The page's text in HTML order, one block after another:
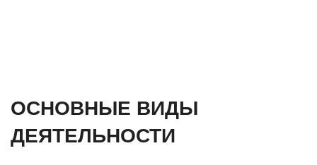
ОСНОВНЫЕ ВИДЫ
ДЕЯТЕЛЬНОСТИ